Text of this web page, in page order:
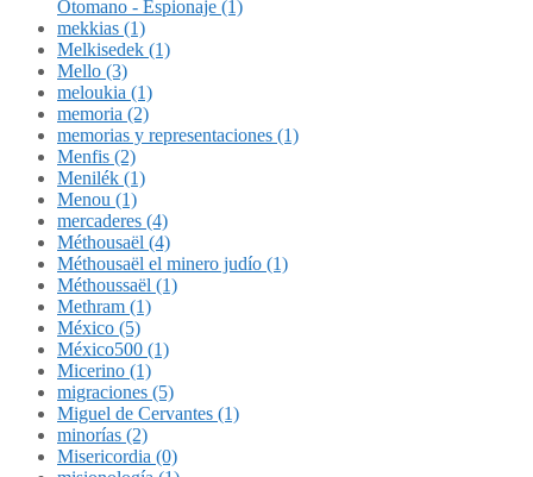
Otomano - Espionaje (1)
mekkias (1)
Melkisedek (1)
Mello (3)
meloukia (1)
memoria (2)
memorias y representaciones (1)
Menfis (2)
Menilék (1)
Menou (1)
mercaderes (4)
Méthousaël (4)
Méthousaël el minero judío (1)
Méthoussaël (1)
Methram (1)
México (5)
México500 (1)
Micerino (1)
migraciones (5)
Miguel de Cervantes (1)
minorías (2)
Misericordia (0)